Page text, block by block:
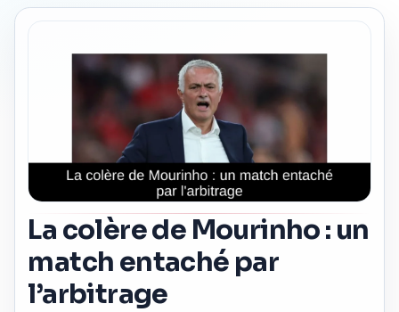
La colère de Mourinho : un
match entaché par
l’arbitrage